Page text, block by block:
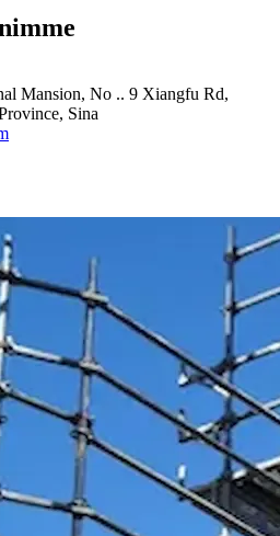
Mansion, No .. 9 Xiangfu Rd,
Sina